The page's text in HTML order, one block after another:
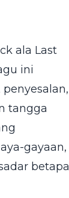
ala Last
ini
tangga
gayaan,
betapa